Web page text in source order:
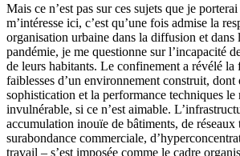
Mais ce n’est pas sur ces sujets que je
m’intéresse ici, c’est qu’une fois admise la
organisation urbaine dans la diffusion et dans
pandémie, je me questionne sur l’incapacité
de leurs habitants. Le confinement a révélé la
faiblesses d’un environnement construit, dont
sophistication et la performance techniques le
invulnérable, si ce n’est aimable.
accumulation inouïe de bâtiments, de réseaux
surabondance commerciale,
travail – s’est imposée comme le cadre